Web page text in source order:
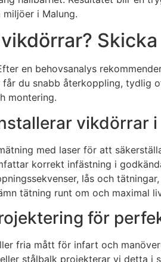
i Malung.
en behovsanalys
du snabb återkoppling,
montering.
vikdörrar
med laser för att
korrekt infästning i
lås och
tätning runt om och maximal
för
fria mått för infart och
stålbalk projekterar vi detta